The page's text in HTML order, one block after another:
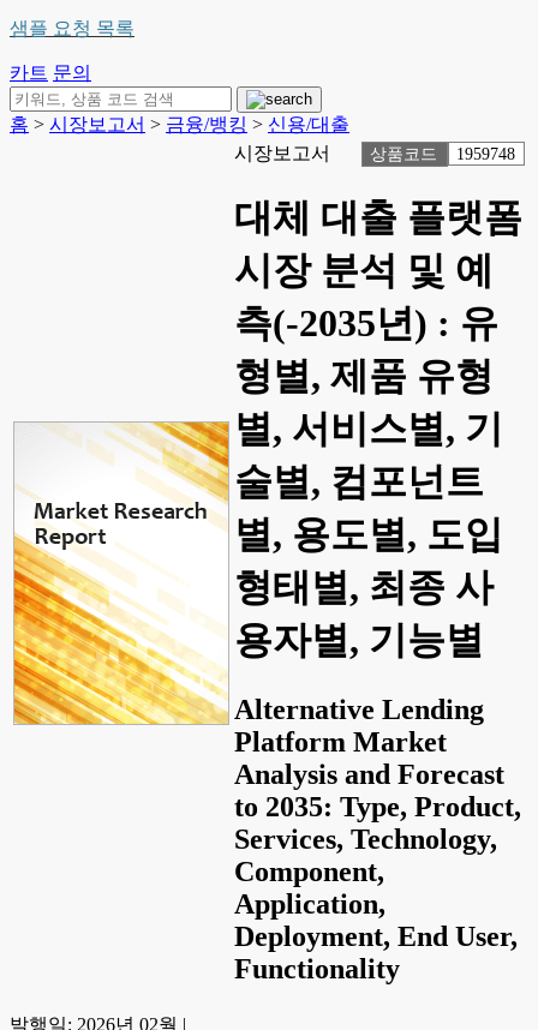
샘플 요청 목록
카트 문의
홈 > 시장보고서 > 금융/뱅킹 > 신용/대출
시장보고서
상품코드 1959748
대체 대출 플랫폼
시장 분석 및 예
측(-2035년) : 유
형별, 제품 유형
별, 서비스별, 기
술별, 컴포넌트
별, 용도별, 도입
형태별, 최종 사
용자별, 기능별
Alternative Lending
Platform Market
Analysis and Forecast
to 2035: Type, Product,
Services, Technology,
Component,
Application,
Deployment, End User,
Functionality
발행일: 2026년 02월 |